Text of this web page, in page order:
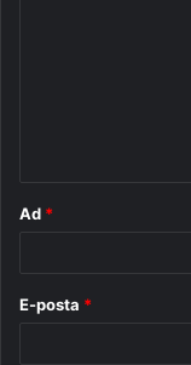
Ad *
E-posta *